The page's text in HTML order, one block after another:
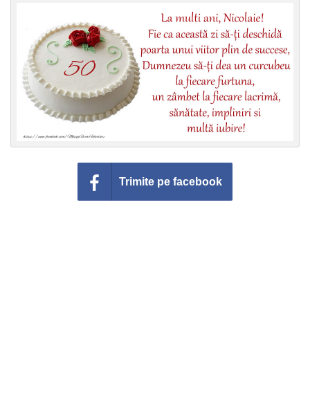
Felicitari animate
Invitatii personalizate
Conecteaza-te
Trimite pe facebook